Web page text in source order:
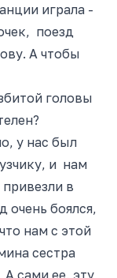
играла -
поезд
А чтобы
головы
у нас был
и нам
в
очень боялся,
нам с этой
сестра
сами ее, эту